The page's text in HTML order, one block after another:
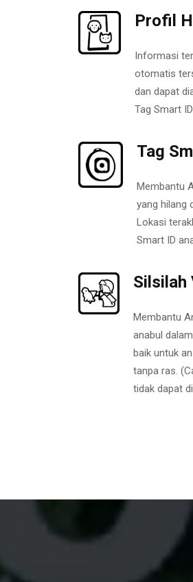
Profil
Informasi
otomatis
dan dapat
Tag Smart
Tag
Membantu
yang hilang
Lokasi
Smart ID
Silsilah
Membantu
anabul
baik untuk
tanpa ras.
tidak dapat